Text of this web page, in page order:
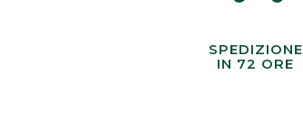
SPEDIZIONE
IN 72 ORE